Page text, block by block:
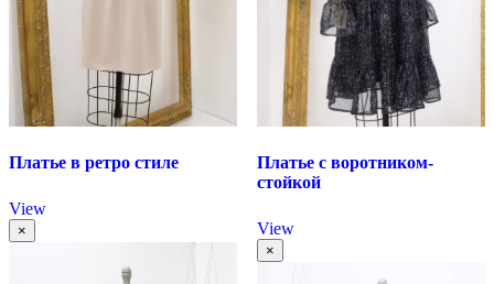
Платье в ретро стиле
View
×
Платье с воротником-
стойкой
View
×